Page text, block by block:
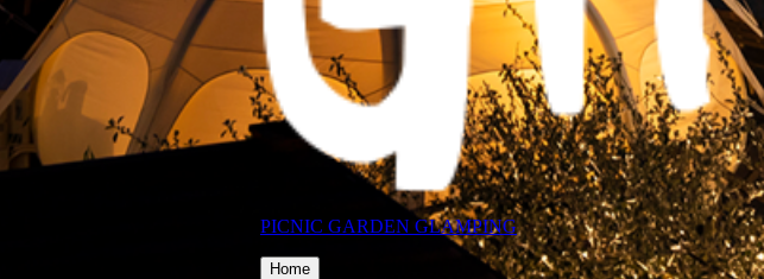
PICNIC GARDEN GLAMPING
Home